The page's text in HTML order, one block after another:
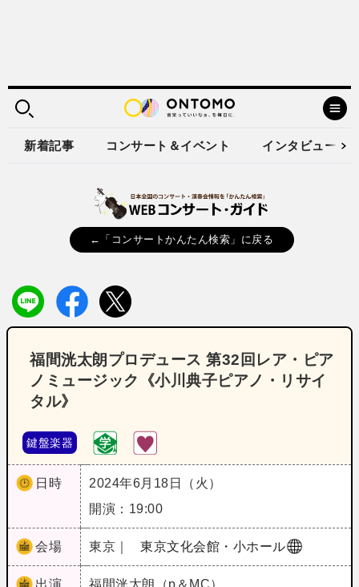
新着記事 コンサート＆イベント インタビュー
←「コンサートかんたん検索」に戻る
福間洸太朗プロデュース 第32回レア・ピア
ノミュージック《小川典子ピアノ・リサイ
タル》
鍵盤楽器
日時
2024年6月18日（火）
開演：19:00
会場 東京｜ 東京文化会館・小ホール
出演 福間洸太朗（p＆MC）